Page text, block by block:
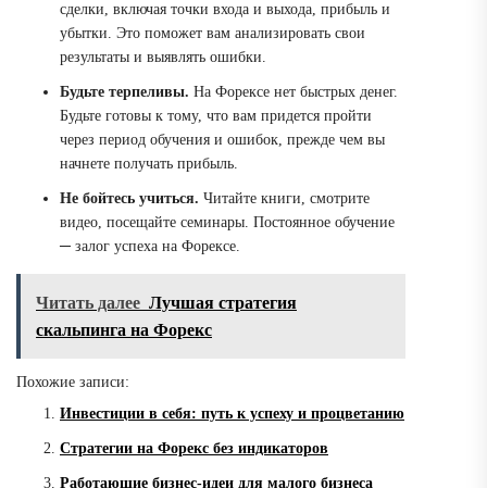
сделки, включая точки входа и выхода, прибыль и
убытки. Это поможет вам анализировать свои
результаты и выявлять ошибки.
Будьте терпеливы. На Форексе нет быстрых денег.
Будьте готовы к тому, что вам придется пройти
через период обучения и ошибок, прежде чем вы
начнете получать прибыль.
Не бойтесь учиться. Читайте книги, смотрите
видео, посещайте семинары. Постоянное обучение
─ залог успеха на Форексе.
Читать далее Лучшая стратегия
скальпинга на Форекс
Похожие записи:
Инвестиции в себя: путь к успеху и процветанию
Стратегии на Форекс без индикаторов
Работающие бизнес-идеи для малого бизнеса